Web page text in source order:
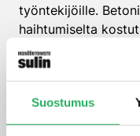
Suostumus
työntekijöille.
haihtumiselta
Milloin
kannata
vuoksi?